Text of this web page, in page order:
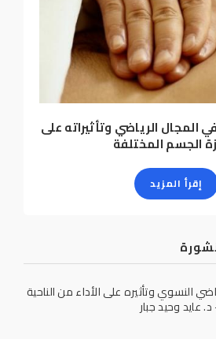
المجال الرياضي وتأثيراته على
الجسم المختلفة
إقرأ المزيد
النسوي وتأثيره على الأداء من الناحية
عايد وحيد جبار